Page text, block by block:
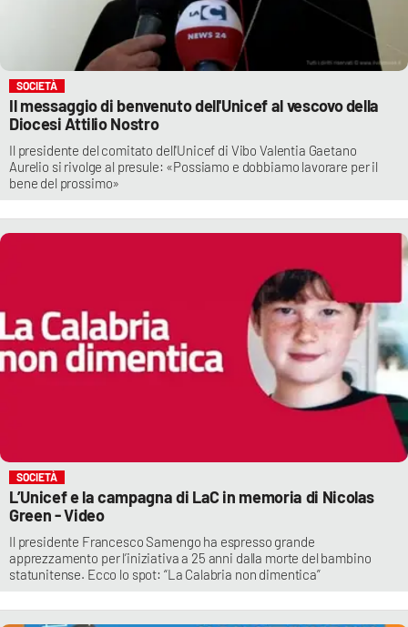
SOCIETÀ
Il messaggio di benvenuto dell'Unicef al vescovo della
Diocesi Attilio Nostro
Il presidente del comitato dell'Unicef di Vibo Valentia Gaetano
Aurelio si rivolge al presule: «Possiamo e dobbiamo lavorare per il
bene del prossimo»
SOCIETÀ
L’Unicef e la campagna di LaC in memoria di Nicolas
Green - Video
Il presidente Francesco Samengo ha espresso grande
apprezzamento per l’iniziativa a 25 anni dalla morte del bambino
statunitense. Ecco lo spot: “La Calabria non dimentica”